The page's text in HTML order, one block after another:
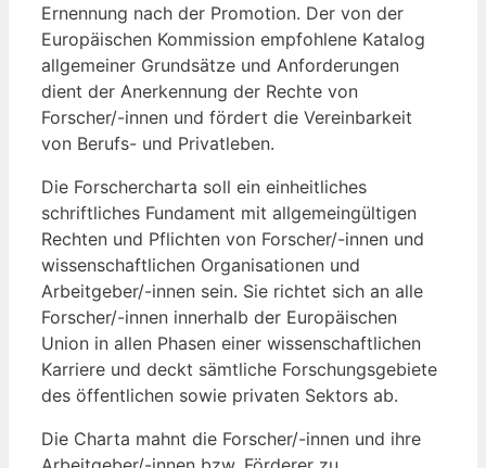
Ernennung nach der Promotion. Der von der
Europäischen Kommission empfohlene Katalog
allgemeiner Grundsätze und Anforderungen
dient der Anerkennung der Rechte von
Forscher/-innen und fördert die Vereinbarkeit
von Berufs- und Privatleben.
Die Forschercharta soll ein einheitliches
schriftliches Fundament mit allgemeingültigen
Rechten und Pflichten von Forscher/-innen und
wissenschaftlichen Organisationen und
Arbeitgeber/-innen sein. Sie richtet sich an alle
Forscher/-innen innerhalb der Europäischen
Union in allen Phasen einer wissenschaftlichen
Karriere und deckt sämtliche Forschungsgebiete
des öffentlichen sowie privaten Sektors ab.
Die Charta mahnt die Forscher/-innen und ihre